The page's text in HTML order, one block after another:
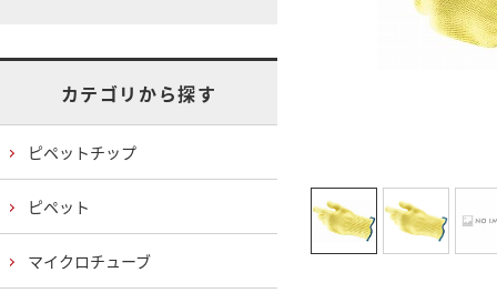
カテゴリから探す
ピペットチップ
ピペット
マイクロチューブ